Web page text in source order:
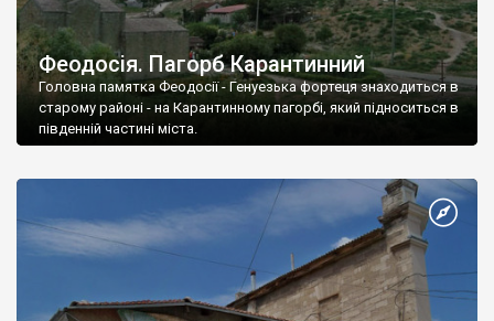
Феодосія. Пагорб Карантинний
Головна памятка Феодосії - Генуезька фортеця знаходиться в
старому районі - на Карантинному пагорбі, який підноситься в
південній частині міста.